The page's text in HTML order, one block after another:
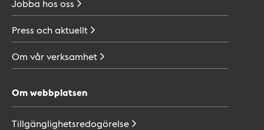
Jobba hos oss
Press ochaktuellt
Om vårverksamhet
Om webbplatsen
Tillgänglighetsredogörelse